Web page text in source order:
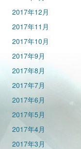
2017年12月
2017年11月
2017年10月
2017年9月
2017年8月
2017年7月
2017年6月
2017年5月
2017年4月
2017年3月